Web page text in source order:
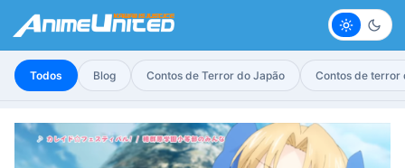
Claro
Todos Blog Contos de Terror do Japão Contos de terror